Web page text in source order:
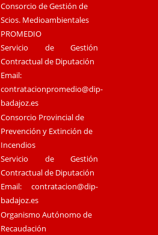
Consorcio de Gestión de
Scios. Medioambientales
PROMEDIO
Servicio de Gestión
Contractual de Diputación
Email:
contratacionpromedio@dip-
badajoz.es
Consorcio Provincial de
Prevención y Extinción de
Incendios
Servicio de Gestión
Contractual de Diputación
Email:contratacion@dip-
badajoz.es
Organismo Autónomo de
Recaudación